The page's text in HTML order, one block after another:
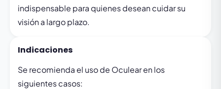
indispensable para quienes desean cuidar su
visión a largo plazo.
Indicaciones
Se recomienda el uso de Oculear en los
siguientes casos: